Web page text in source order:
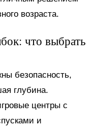
возраста.
что выбрать
безопасность,
глубина.
центры с
и